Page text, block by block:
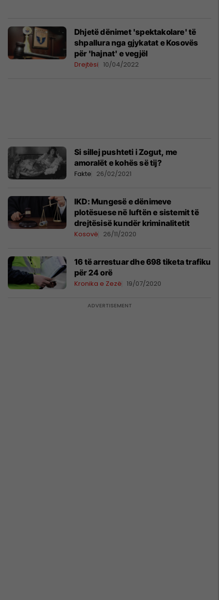
Dhjetë dënimet 'spektakolare' të
shpallura nga gjykatat e Kosovës
për 'hajnat' e vegjël
Drejtësi 10/04/2022
Si sillej pushteti i Zogut, me
amoralët e kohës së tij?
Fakte 26/02/2021
IKD: Mungesë e dënimeve
plotësuese në luftën e sistemit të
drejtësisë kundër kriminalitetit
Kosovë 26/11/2020
16 të arrestuar dhe 698 tiketa trafiku
për 24 orë
Kronika e Zezë 19/07/2020